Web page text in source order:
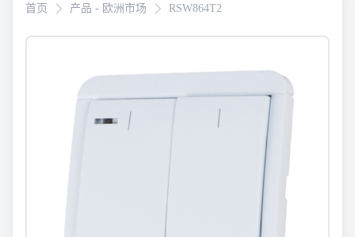
首页 产品 - 欧洲市场 RSW864T2